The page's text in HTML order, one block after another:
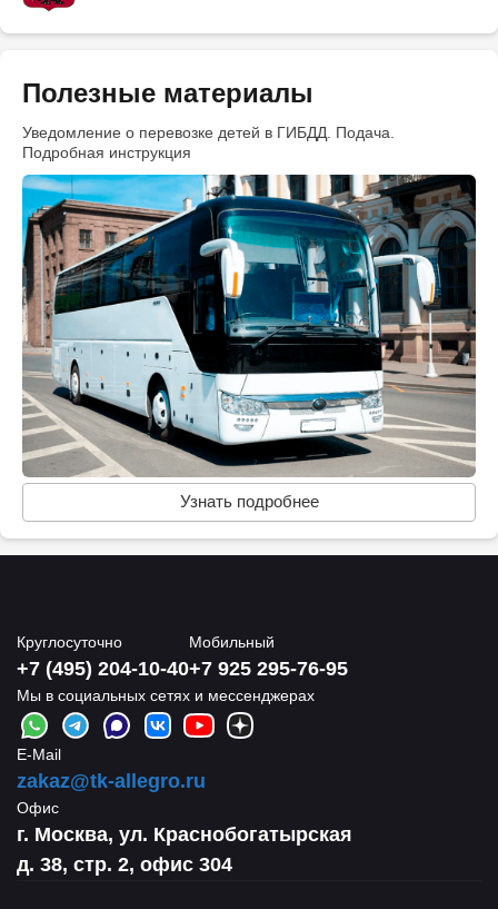
Полезные материалы
Уведомление о перевозке детей в ГИБДД. Подача.
Подробная инструкция
Узнать подробнее
Круглосуточно
+7 (495) 204-10-40
Мобильный
+7 925 295-76-95
Мы в социальных сетях и мессенджерах
E-Mail
zakaz@tk-allegro.ru
Офис
г. Москва, ул. Краснобогатырская
д. 38, стр. 2, офис 304